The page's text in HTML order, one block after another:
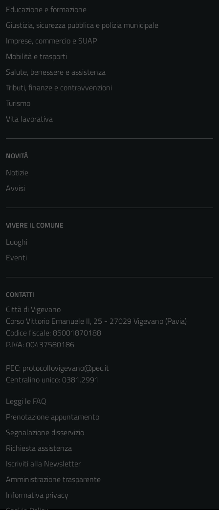
Educazione e formazione
Giustizia, sicurezza pubblica e polizia municipale
Imprese, commercio e SUAP
Mobilità e trasporti
Salute, benessere e assistenza
Tributi, finanze e contravvenzioni
Turismo
Vita lavorativa
NOVITÀ
Notizie
Avvisi
VIVERE IL COMUNE
Luoghi
Eventi
CONTATTI
Città di Vigevano
Corso Vittorio Emanuele II, 25 - 27029 Vigevano (Pavia)
Codice fiscale: 85001870188
P.IVA: 00437580186
PEC: protocollovigevano@pec.it
Centralino unico: 0381.2991
Leggi le FAQ
Prenotazione appuntamento
Segnalazione disservizio
Richiesta assistenza
Iscriviti alla Newsletter
Amministrazione trasparente
Informativa privacy
Cookie Policy
possono
personali.